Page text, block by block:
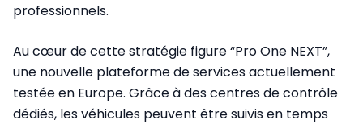
professionnels.
Au cœur de cette stratégie figure “Pro One NEXT”,
une nouvelle plateforme de services actuellement
testée en Europe. Grâce à des centres de contrôle
dédiés, les véhicules peuvent être suivis en temps